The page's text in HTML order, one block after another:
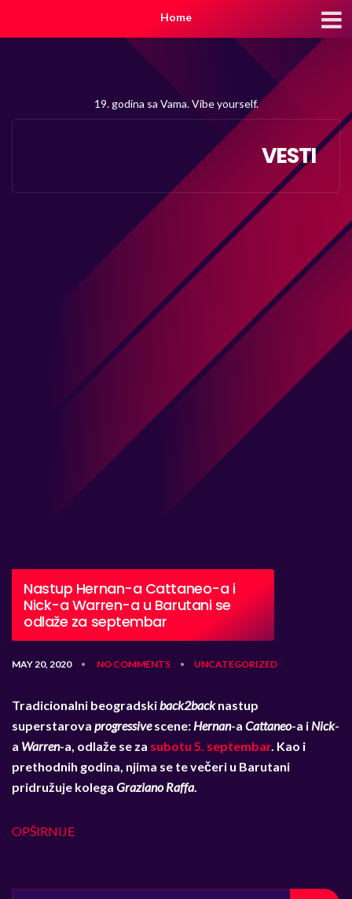
Home
19. godina sa Vama. Vibe yourself.
VESTI
Nastup Hernan-a Cattaneo-a i
Nick-a Warren-a u Barutani se
odlaže za septembar
MAY 20, 2020 • NO COMMENTS • UNCATEGORIZED
Tradicionalni beogradskiback2backnastup
superstarova progressivescene: Hernan-a Cattaneo-a i Nick-
a Warren-a, odlaže se za subotu 5. septembar. Kao i
prethodnih godina, njima se te večeri u Barutani
pridružuje kolega Graziano Raffa.
OPŠIRNIJE